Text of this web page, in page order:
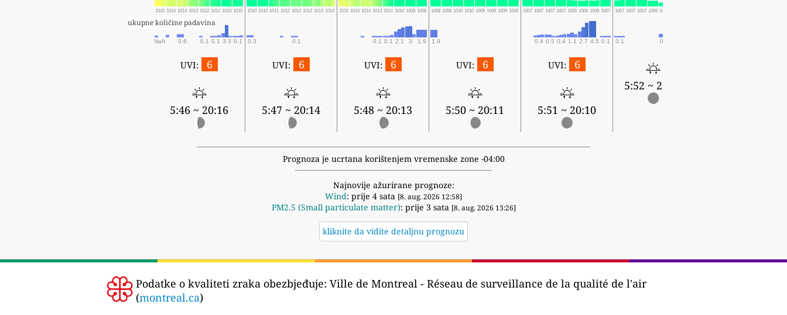
1015 1014 1014 1013 1012 1011 1010 1010 1010 1010 1011 1012 1012 1012 1013 1014 1015 1014 1014 1013 1011 1010 1008 1008 1008 1008 1010 1010 1009 1009 1009 1008 1007 1007 1007 1007 1006 1006 1006 1007 1007 1007 1007 1006 1004
ukupne količine padavina
NaN 0.6 0.1 0.1 3.3 0.1 0.3 0.1 0.1 0.1 2.1 3 1.9 1.9 0.4 0.5 0.4 1.1 2.7 4.5 0.1 0.1 0.7
UVI: 6
5:46 ~ 20:16
UVI: 6
5:47 ~ 20:14
UVI: 6
5:48 ~ 20:13
UVI: 6
5:50 ~ 20:11
UVI: 6
5:51 ~ 20:10
5:52 ~ 20:08
Prognoza je ucrtana korištenjem vremenske zone -04:00
Najnovije ažurirane prognoze:
Wind: prije 4 sata [8. aug. 2026 12:58]
PM2.5 (Small particulate matter): prije 3 sata [8. aug. 2026 13:26]
kliknite da vidite detaljnu prognozu
Podatke o kvaliteti zraka obezbjeđuje: Ville de Montreal - Réseau de surveillance de la qualité de l'air
(montreal.ca)